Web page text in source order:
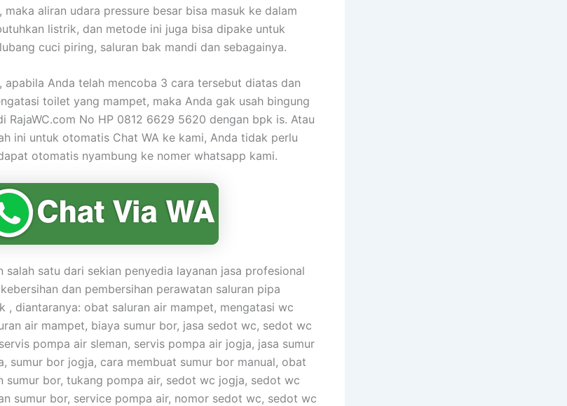
maka aliran udara pressure besar bisa masuk ke dalam
listrik, dan metode ini juga bisa dipake untuk
cuci piring, saluran bak mandi dan sebagainya.
apabila Anda telah mencoba 3 cara tersebut diatas dan
toilet yang mampet, maka Anda gak usah bingung
RajaWC.com No HP 0812 6629 5620 dengan bpk is. Atau
ini untuk otomatis Chat WA ke kami, Anda tidak perlu
otomatis nyambung ke nomer whatsapp kami.
salah satu dari sekian penyedia layanan jasa profesional
dan pembersihan perawatan saluran pipa
, diantaranya: obat saluran air mampet, mengatasi wc
air mampet, biaya sumur bor, jasa sedot wc, sedot wc
pompa air sleman, servis pompa air jogja, jasa sumur
sumur bor jogja, cara membuat sumur bor manual, obat
sumur bor, tukang pompa air, sedot wc jogja, sedot wc
sumur bor, service pompa air, nomor sedot wc, sedot wc